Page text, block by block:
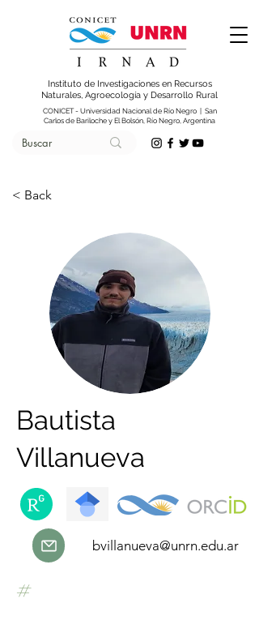
Instituto de Investigaciones en Recursos
Naturales, Agroecología y Desarrollo Rural
CONICET - Universidad Nacional de Río Negro | San
Carlos de Bariloche y El Bolsón, Río Negro, Argentina
< Back
Bautista
Villanueva
bvillanueva@unrn.edu.ar
#